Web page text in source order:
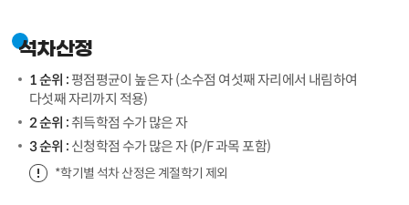
석차산정
1 순위 : 평점평균이 높은 자 (소수점 여섯째 자리에서 내림하여
다섯째 자리까지 적용)
2 순위 :취득학점 수가 많은 자
3 순위 : 신청학점 수가 많은 자 (P/F 과목 포함)
*학기별 석차 산정은 계절학기 제외